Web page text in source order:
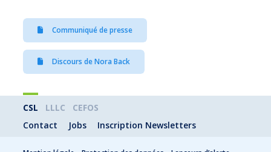
Communiqué de presse
Discours de Nora Back
CSL LLLC
CEFOS
Contact
Jobs Inscription Newsletters